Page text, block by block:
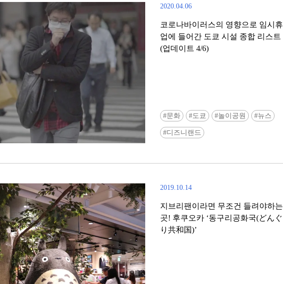
2020.04.06
코로나바이러스의 영향으로 임시휴
업에 들어간 도쿄 시설 종합 리스트
(업데이트 4/6)
문화 도쿄 놀이공원 뉴스
디즈니랜드
2019.10.14
지브리팬이라면 무조건 들려야하는
곳! 후쿠오카 ‘동구리공화국(どんぐ
り共和国)’